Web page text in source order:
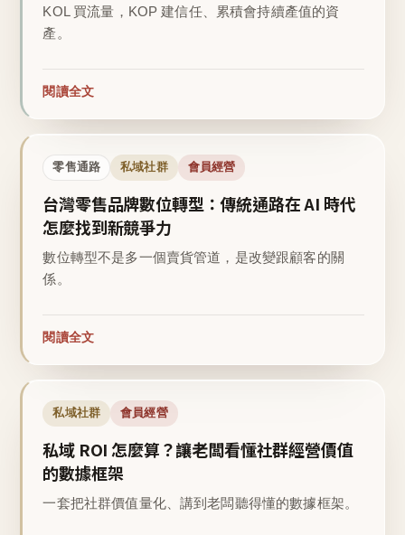
KOL 買流量，KOP 建信任、累積會持續產值的資
產。
閱讀全文
零售通路 私域社群 會員經營
台灣零售品牌數位轉型：傳統通路在 AI 時代
怎麼找到新競爭力
數位轉型不是多一個賣貨管道，是改變跟顧客的關
係。
閱讀全文
私域社群 會員經營
私域 ROI 怎麼算？讓老闆看懂社群經營價值
的數據框架
一套把社群價值量化、講到老闆聽得懂的數據框架。